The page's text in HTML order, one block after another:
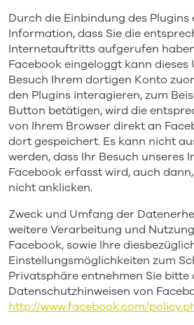
Durch die Einbindung des
Information, dass Sie die
Internetauftritts aufgerufen
Facebook eingeloggt kann dieses
Besuch Ihrem dortigen Konto
den Plugins interagieren, zum
Button betätigen, wird die
von Ihrem Browser direkt an
dort gespeichert. Es kann nicht
werden, dass Ihr Besuch unseres
Facebook erfasst wird, auch
nicht anklicken.
Zweck und Umfang der
weitere Verarbeitung und
Facebook, sowie Ihre
Einstellungsmöglichkeiten zum
Privatsphäre entnehmen Sie bitte
Datenschutzhinweisen von
http://www.facebook.com/